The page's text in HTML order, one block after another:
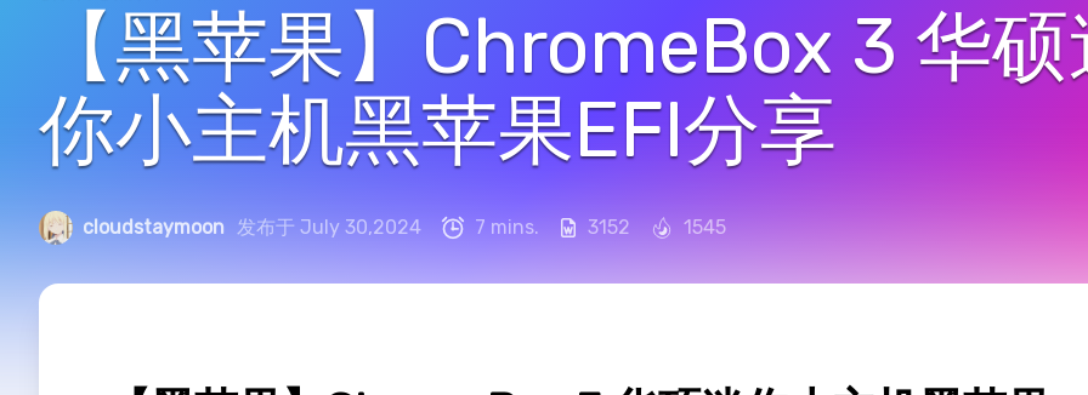
【黑苹果】ChromeBox 3 华
你小主机黑苹果EFI分享
cloudstaymoon 发布于 July 30,2024 7 mins. 3152 1545